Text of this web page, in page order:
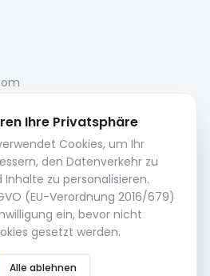
Ihre Privatsphäre
Cookies, um Ihr
den Datenverkehr zu
Inhalte zu personalisieren.
(EU-Verordnung 2016/679)
ein, bevor nicht
gesetzt werden.
Alle ablehnen
Audiodateien usw.) werden
lang aufbewahrt.
Sie sie.